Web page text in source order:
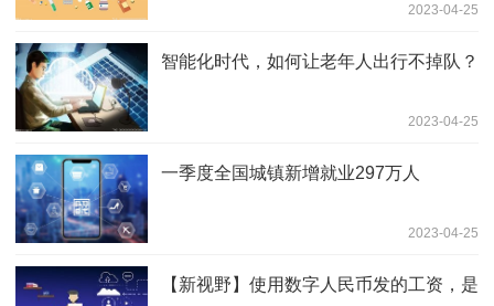
2023-04-25
智能化时代，如何让老年人出行不掉队？
2023-04-25
一季度全国城镇新增就业297万人
2023-04-25
【新视野】使用数字人民币发的工资，是